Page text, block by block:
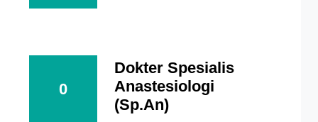
0
Dokter Spesialis
Anastesiologi
(Sp.An)